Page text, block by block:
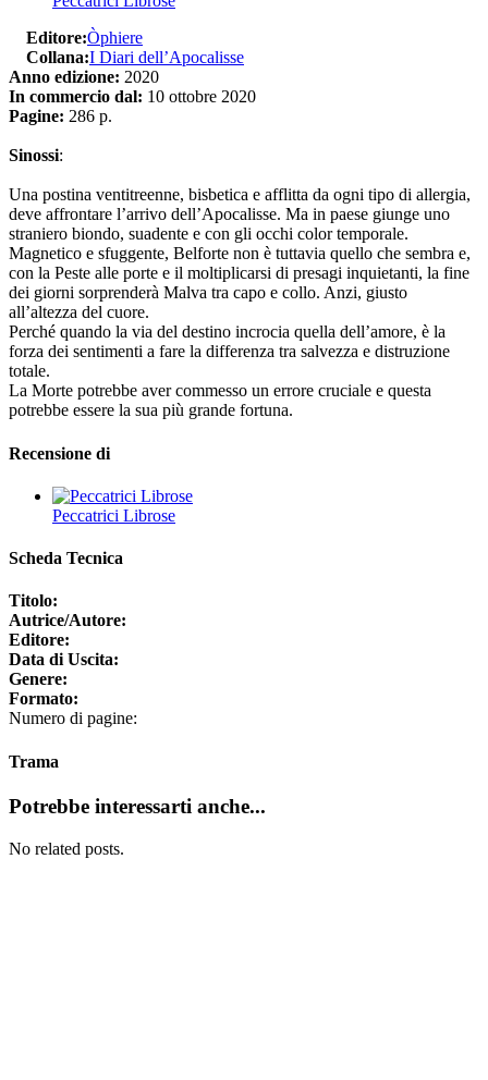
Editore:Òphiere
Collana:I Diari dell’Apocalisse
Anno edizione: 2020
In commercio dal: 10 ottobre 2020
Pagine: 286 p.
Sinossi:
Una postina ventitreenne, bisbetica e afflitta da ogni tipo di allergia,
deve affrontare l’arrivo dell’Apocalisse. Ma in paese giunge uno
straniero biondo, suadente e con gli occhi color temporale.
Magnetico e sfuggente, Belforte non è tuttavia quello che sembra e,
con la Peste alle porte e il moltiplicarsi di presagi inquietanti, la fine
dei giorni sorprenderà Malva tra capo e collo. Anzi, giusto
all’altezza del cuore.
Perché quando la via del destino incrocia quella dell’amore, è la
forza dei sentimenti a fare la differenza tra salvezza e distruzione
totale.
La Morte potrebbe aver commesso un errore cruciale e questa
potrebbe essere la sua più grande fortuna.
Recensione di
Peccatrici Librose
Scheda Tecnica
Titolo:
Autrice/Autore:
Editore:
Data di Uscita:
Genere:
Formato:
Numero di pagine:
Trama
Potrebbe interessarti anche...
No related posts.